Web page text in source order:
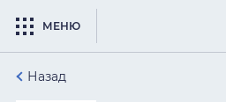
МЕНЮ
Назад